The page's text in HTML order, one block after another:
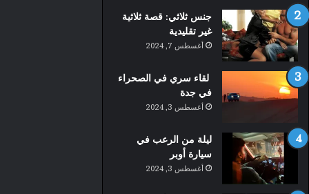
جنس ثلاثي: قصة ثلاثية
غير تقليدية
أغسطس 7, 2024
لقاء سري في الصحراء
في جدة
أغسطس 3, 2024
ليلة من الرعب في
سيارة أوبر
أغسطس 3, 2024